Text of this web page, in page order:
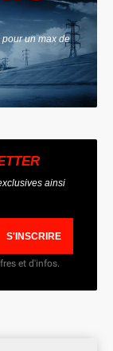
pour un max de
ainsi
S'INSCRIRE
et d'infos.